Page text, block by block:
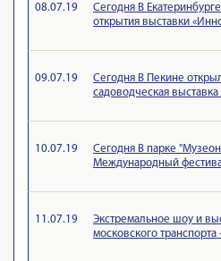
08.07.19
Сегодня В
открытия выставки
09.07.19
Сегодня В Пекине
садоводческая
10.07.19
Сегодня В парке
Международный
11.07.19
Экстремальное шоу и
московского